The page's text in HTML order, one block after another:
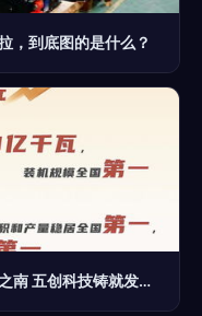
，到底图的是什么？
十四五科技成就跃升丨创新花开彩云之南 五创科技铸就发展新篇